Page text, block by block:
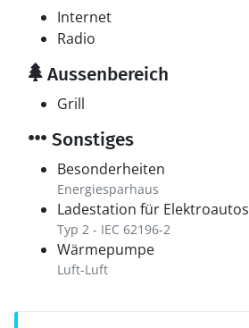
Internet
Radio
Aussenbereich
Grill
Sonstiges
Besonderheiten
Energiesparhaus
Ladestation für Elektroautos
Typ 2 - IEC 62196-2
Wärmepumpe
Luft-Luft